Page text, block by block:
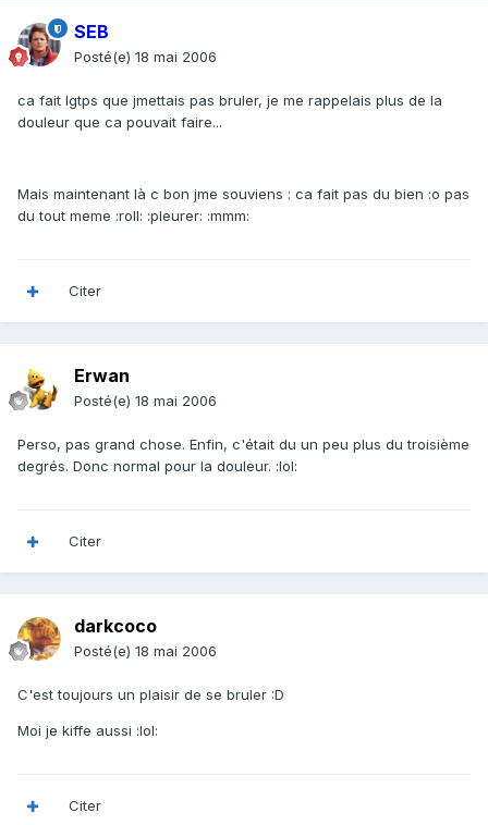
SEB
Posté(e) 18 mai 2006
ca fait lgtps que jmettais pas bruler, je me rappelais plus de la
douleur que ca pouvait faire...
Mais maintenant là c bon jme souviens : ca fait pas du bien :o pas
du tout meme :roll: :pleurer: :mmm:
Citer
Erwan
Posté(e) 18 mai 2006
Perso, pas grand chose. Enfin, c'était du un peu plus du troisième
degrés. Donc normal pour la douleur. :lol:
Citer
darkcoco
Posté(e) 18 mai 2006
C'est toujours un plaisir de se bruler :D
Moi je kiffe aussi :lol:
Citer